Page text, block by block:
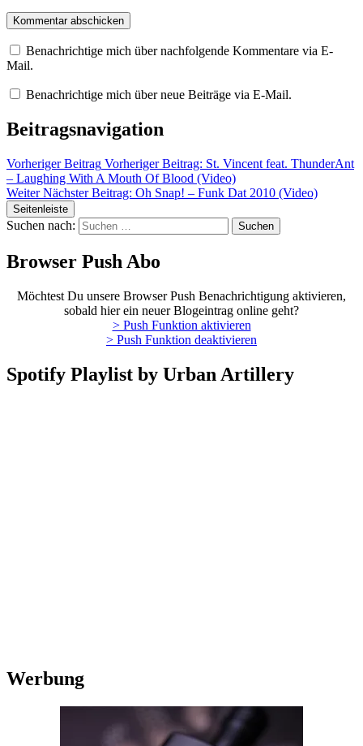
Benachrichtige mich über nachfolgende Kommentare via E-
Mail.
Benachrichtige mich über neue Beiträge via E-Mail.
Beitragsnavigation
Vorheriger Beitrag Vorheriger Beitrag: St. Vincent feat. ThunderAnt
– Laughing With A Mouth Of Blood (Video)
Weiter Nächster Beitrag: Oh Snap! – Funk Dat 2010 (Video)
Seitenleiste
Suchen nach:
Browser Push Abo
Möchtest Du unsere Browser Push Benachrichtigung aktivieren,
sobald hier ein neuer Blogeintrag online geht?
> Push Funktion aktivieren
> Push Funktion deaktivieren
Spotify Playlist by Urban Artillery
Werbung